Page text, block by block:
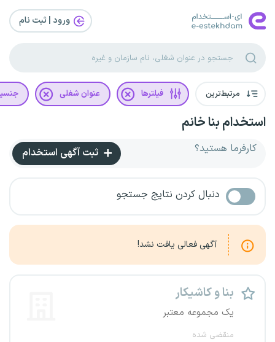
ورود | ثبت‌ نام
مرتبط‌ترین فیلترها عنوان شغلی
استخدام بنا خانم
کارفرما هستید؟ ثبت آگهی استخدام
دنبال کردن نتایج جستجو
آگهی فعالی یافت نشد!
بنا و کاشیکار
یک مجموعه معتبر
منقضی شده